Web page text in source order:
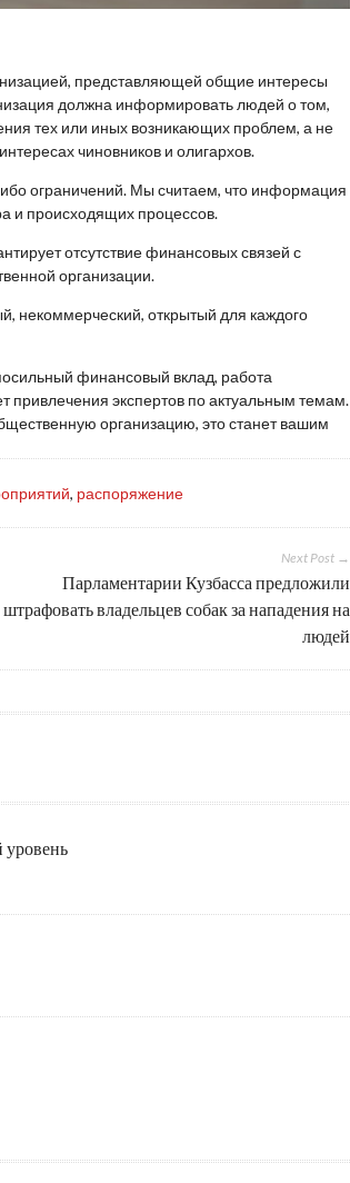
представляющей общие интересы
должна информировать людей о том,
тех или иных возникающих проблем, а не
чиновников и олигархов.
ограничений. Мы считаем, что информация
и происходящих процессов.
отсутствие финансовых связей с
организации.
некоммерческий, открытый для каждого
финансовый вклад, работа
привлечения экспертов по актуальным темам.
организацию, это станет вашим
, распоряжение
Next Post →
Парламентарии Кузбасса предложили
штрафовать владельцев собак за нападения на
людей
уровень